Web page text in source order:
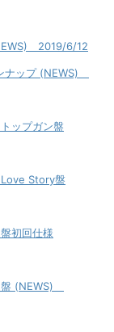
2019/6/12
ナップ (NEWS)
ップガン盤
Love Story盤
初回仕様
盤 (NEWS)